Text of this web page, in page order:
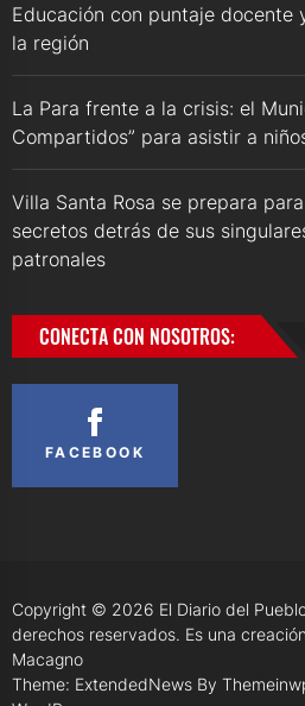
Educación con puntaje
la región
La Para frente a la crisis: el
Compartidos” para asistir a
Villa Santa Rosa se prepara
secretos detrás de sus
patronales
CONECTA CON NOSOTROS:
FACEBOOK
Copyright © 2026 El Diario del
derechos reservados. Es una
Macagno
Theme: ExtendedNews By